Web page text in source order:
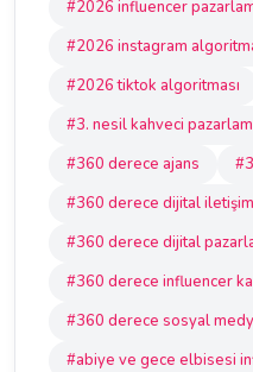
#2026 influencer
#2026 instagram
#2026 tiktok algoritması
#3. nesil kahveci
#360 derece ajans
#360 derece dijital iletişim
#360 derece dijital
#360 derece influencer
#360 derece sosyal
#abiye ve gece elbisesi